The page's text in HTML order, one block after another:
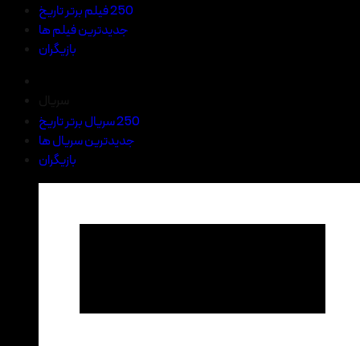
250 فیلم برتر تاریخ
جدیدترین فیلم ها
بازیگران
250 سریال برتر تاریخ
جدیدترین سریال ها
بازیگران